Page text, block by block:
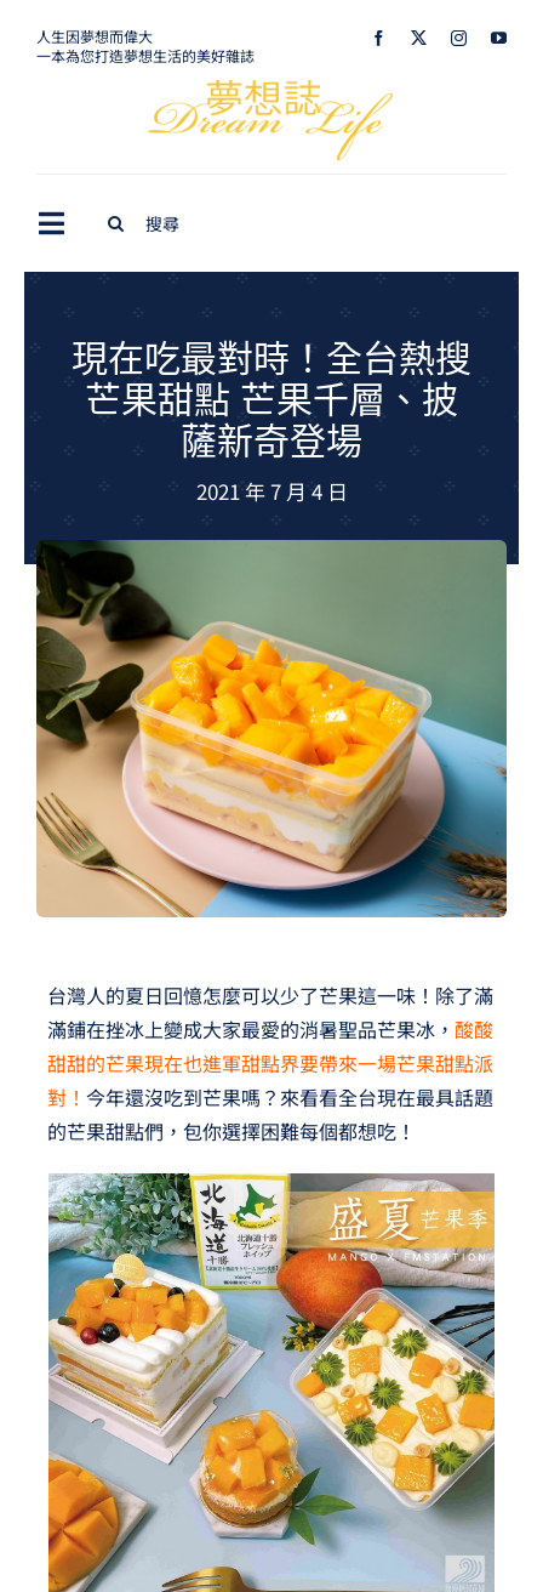
人生因夢想而偉大
一本為您打造夢想生活的美好雜誌
Toggle
Navigation
生活美學
室內設計
夢想TV
現在吃最對時！全台熱搜
芒果甜點 芒果千層、披
薩新奇登場
2021 年 7 月 4 日
台灣人的夏日回憶怎麼可以少了芒果這一味！除了滿
滿鋪在挫冰上變成大家最愛的消暑聖品芒果冰， 酸酸
甜甜的芒果現在也進軍甜點界要帶來一場芒果甜點派
對！ 今年還沒吃到芒果嗎？來看看全台現在最具話題
的芒果甜點們，包你選擇困難每個都想吃！